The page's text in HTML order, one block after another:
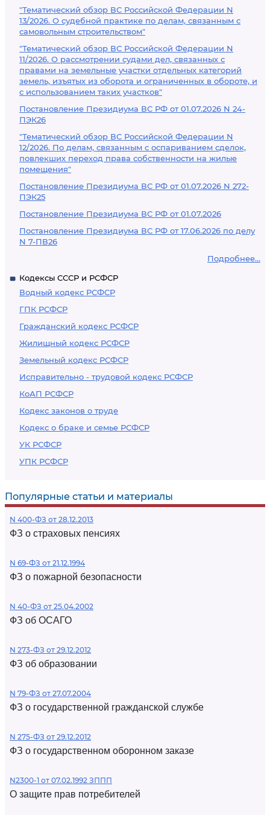
"Тематический обзор ВС Российской Федерации N
13/2026. О судебной практике по делам, связанным с
самовольным строительством"
"Тематический обзор ВС Российской Федерации N
11/2026. О рассмотрении судами дел, связанных с
правами на земельные участки отдельных категорий
земель, изъятых из оборота и ограниченных в обороте, и
с использованием таких участков"
Постановление Президиума ВС РФ от 01.07.2026 N 24-
ПЭК26
"Тематический обзор ВС Российской Федерации N
12/2026. По делам, связанным с оспариванием сделок,
повлекших переход права собственности на жилые
помещения"
Постановление Президиума ВС РФ от 01.07.2026 N 272-
ПЭК25
Постановление Президиума ВС РФ от 01.07.2026
Постановление Президиума ВС РФ от 17.06.2026 по делу
N 7-ПВ26
Подробнее...
Кодексы СССР и РСФСР
Водный кодекс РСФСР
ГПК РСФСР
Гражданский кодекс РСФСР
Жилищный кодекс РСФСР
Земельный кодекс РСФСР
Исправительно - трудовой кодекс РСФСР
КоАП РСФСР
Кодекс законов о труде
Кодекс о браке и семье РСФСР
УК РСФСР
УПК РСФСР
Популярные статьи и материалы
N 400-ФЗ от 28.12.2013
ФЗ о страховых пенсиях
N 69-ФЗ от 21.12.1994
ФЗ о пожарной безопасности
N 40-ФЗ от 25.04.2002
ФЗ об ОСАГО
N 273-ФЗ от 29.12.2012
ФЗ об образовании
N 79-ФЗ от 27.07.2004
ФЗ о государственной гражданской службе
N 275-ФЗ от 29.12.2012
ФЗ о государственном оборонном заказе
N2300-1 от 07.02.1992 ЗППП
О защите прав потребителей